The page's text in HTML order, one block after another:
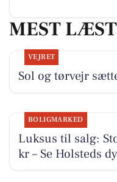
MEST
VEJRET
Sol og tørvejr
BOLIGMARKED
Luksus til salg:
kr – Se Holsteds